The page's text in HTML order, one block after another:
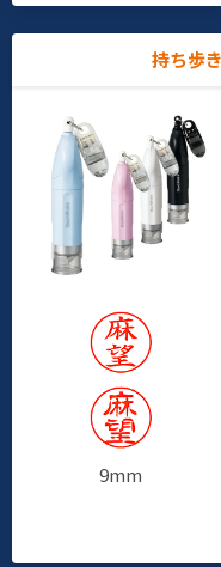
持ち歩
9mm